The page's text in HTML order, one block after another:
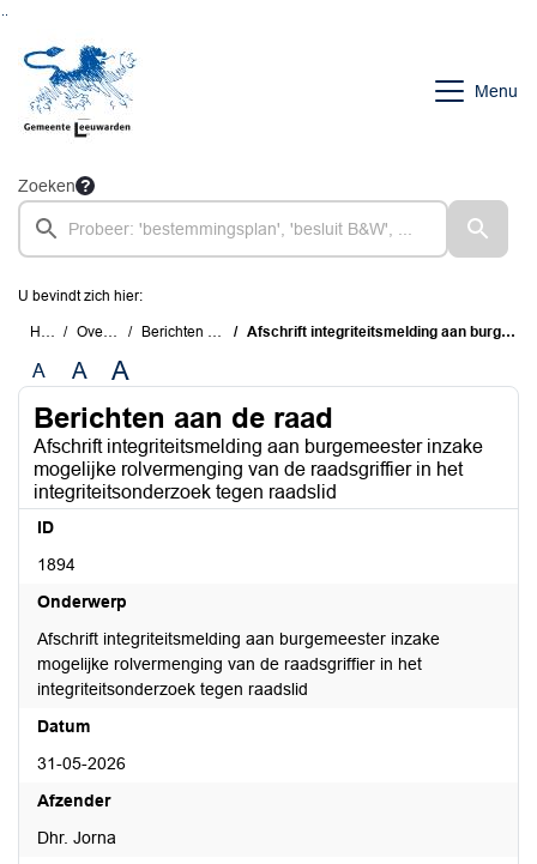
Menu
Zoeken
U bevindt zich hier:
Home Overzichten Berichten aan de raad Afschrift integriteitsmelding aan burgemeester inzake mogelijke rolvermenging van de raadsgriffier in het integriteitsonderzoek tegen raadslid
A A A
Berichten aan de raad
Afschrift integriteitsmelding aan burgemeester inzake
mogelijke rolvermenging van de raadsgriffier in het
integriteitsonderzoek tegen raadslid
ID
1894
Onderwerp
Afschrift integriteitsmelding aan burgemeester inzake
mogelijke rolvermenging van de raadsgriffier in het
integriteitsonderzoek tegen raadslid
Datum
31-05-2026
Afzender
Dhr. Jorna